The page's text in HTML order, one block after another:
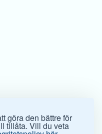
göra den bättre för
tillåta. Vill du veta